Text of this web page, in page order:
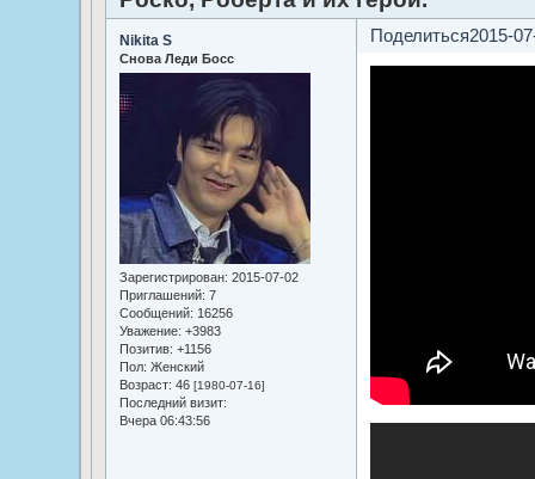
Поделиться2015-
Nikita S
Снова Леди Босс
Зарегистрирован: 2015-07-02
Приглашений: 7
Сообщений: 16256
Уважение: +3983
Позитив: +1156
Пол: Женский
Возраст: 46 [1980-07-16]
Последний визит:
Вчера 06:43:56